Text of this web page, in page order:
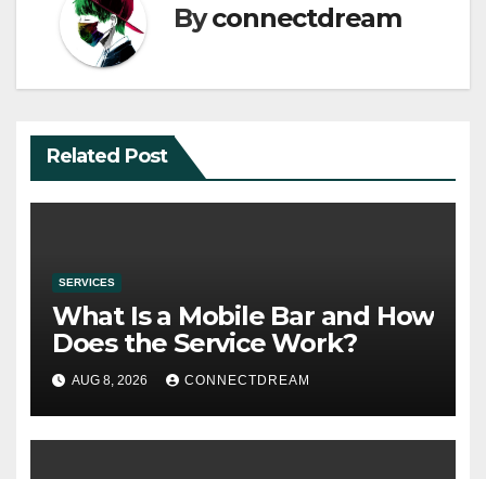
Byconnectdream
Related Post
SERVICES
What Is a Mobile Bar and How
Does the Service Work?
AUG 8, 2026 CONNECTDREAM